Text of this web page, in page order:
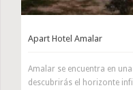
Apart Hotel Amalar
Amalar se encuentra en
descubrirás el horizonte